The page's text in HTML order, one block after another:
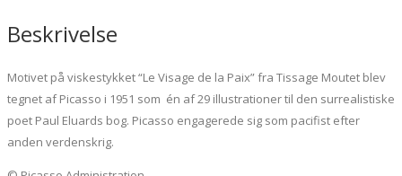
Paix"
Beskrivelse
Motivet på viskestykket “Le Visage de la Paix” fra Tissage Moutet blev
tegnet af Picasso i 1951 som én af 29 illustrationer til den surrealistiske
poet Paul Eluards bog. Picasso engagerede sig som pacifist efter
anden verdenskrig.